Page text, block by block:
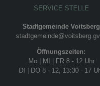
SERVICE STELLE
Stadtgemeinde Voitsberg
Öffnungszeiten:
Mo | MI | FR 8 - 12 Uhr
DI | DO 8 - 12, 13:30 - 17